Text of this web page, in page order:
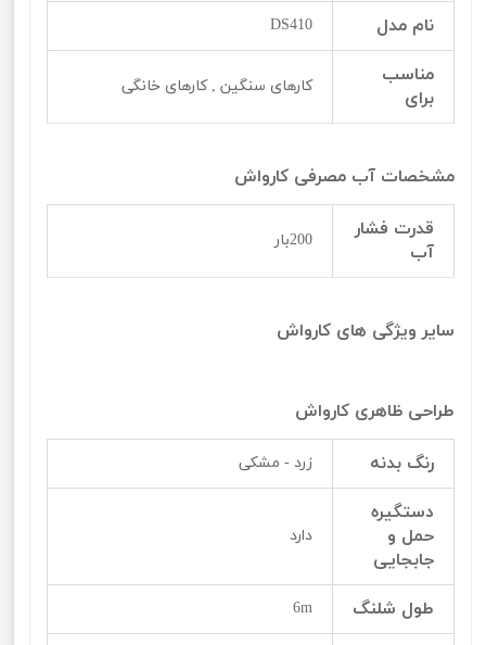
نام مدل DS410
مناسب
برای
کارهای سنگین , کارهای خانگی
مشخصات آب مصرفی کارواش
قدرت فشار
آب
200بار
سایر ویژگی های کارواش
طراحی ظاهری کارواش
رنگ بدنه زرد - مشکی
دستگیره
حمل و
جابجایی
دارد
طول شلنگ 6m